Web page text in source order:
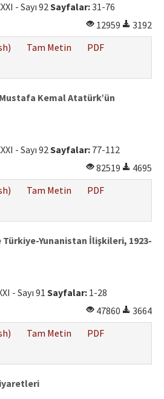
- Sayı 92Sayfalar:31-76
12959
3192
Tam Metin
PDF
Kemal Atatürk’ün
- Sayı 92Sayfalar: 77-112
82519
4695
Tam Metin
PDF
Yunanistan İlişkileri, 1923-
- Sayı 91 Sayfalar: 1-28
47860
3664
Tam Metin
PDF